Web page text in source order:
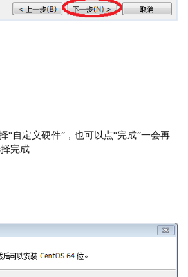
“自定义硬件”，也可以点“完成”一会再
完成